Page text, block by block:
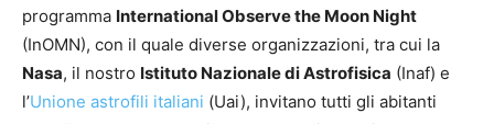
programma International Observe the Moon Night
(InOMN), con il quale diverse organizzazioni, tra cui la
Nasa, il nostro Istituto Nazionale di Astrofisica (Inaf) e
l’Unione astrofili italiani (Uai), invitano tutti gli abitanti